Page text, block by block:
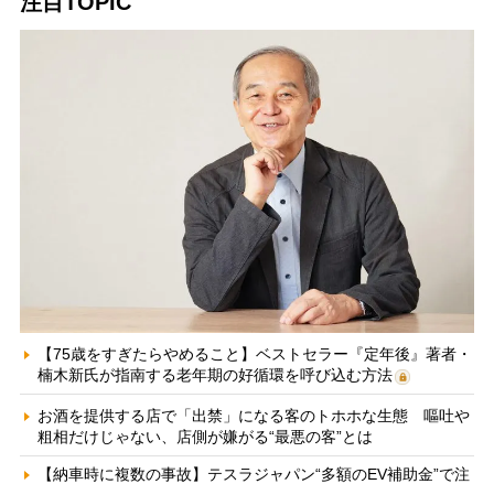
【75歳をすぎたらやめること】ベストセラー『定年後』著者・
楠木新氏が指南する老年期の好循環を呼び込む方法
お酒を提供する店で「出禁」になる客のトホホな生態 嘔吐や
粗相だけじゃない、店側が嫌がる“最悪の客”とは
【納車時に複数の事故】テスラジャパン“多額のEV補助金”で注